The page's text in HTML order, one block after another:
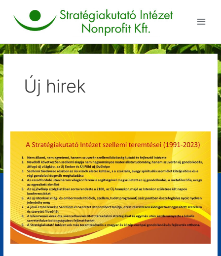
content
Új hirek
Stratégiakutató
Intézet
szellemi
teremtései
(1991-
2023)
pagination